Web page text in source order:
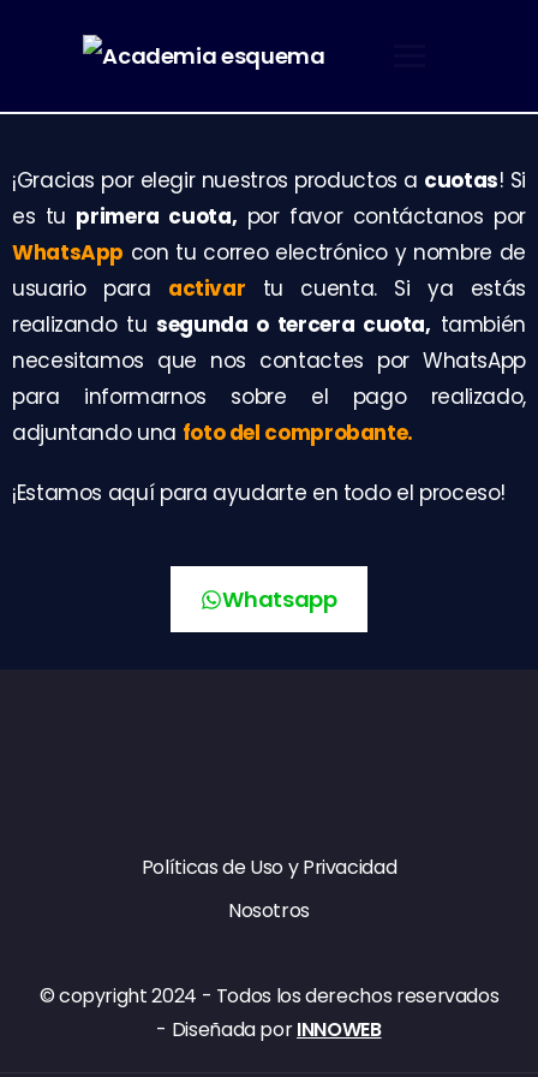
¡Gracias por elegir nuestros productos a cuotas! Si
es tu primera cuota, por favor contáctanos por
WhatsApp con tu correo electrónico y nombre de
usuario para activar tu cuenta. Si ya estás
realizando tusegunda o tercera cuota, también
necesitamos que nos contactes por WhatsApp
para informarnos sobre el pago realizado,
adjuntando una foto del comprobante.
¡Estamos aquí para ayudarte en todo el proceso!
Whatsapp
Políticas de Uso y Privacidad
Nosotros
© copyright​ 2024 - Todos los derechos reservados
- Diseñada porINNOWEB